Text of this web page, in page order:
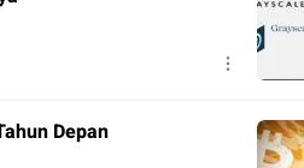
Depan